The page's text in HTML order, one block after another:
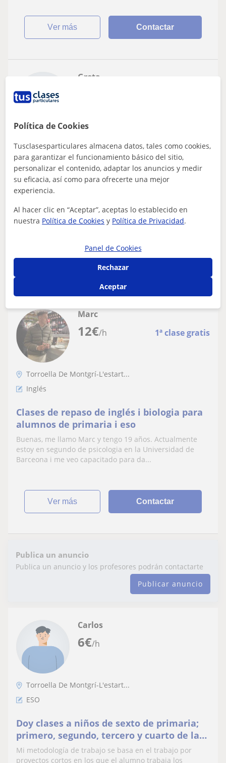
ver más Contactar
Greta
Matemáticas
Estudiante de Arquitectura, puedo
impartir clases a estudiantes de primaria,
puedo impartir clases a estudiantes de Primaria, ESO y
Bachillerato. Ya sea por me...
12€/h 1ª clase gratis
Marc
Torroella De Montgrí-L'estart...
Inglés
Clases de repaso de inglés i biologia para
alumnos de primaria i eso
Buenas, me llamo Marc y tengo 19 años. Actualmente
estoy en segundo de psicologia en la Universidad de
Barceona i me veo capacitado para da...
ver más Contactar
Publica un anuncio
Publica un anuncio y los profesores podrán contactarte
Publicar anuncio
6€/h
Carlos
Torroella De Montgrí-L'estart...
ESO
Doy clases a niños de sexto de primaria;
primero, segundo, tercero y cuarto de la
ESO y doy clases de diferentes asignaturas
Mi metodología de trabajo se basa en el trabajo por
proyectos cortos en los que el alumno trabaja los
Política de Cookies
Tusclasesparticulares almacena datos, tales como cookies,
para garantizar el funcionamiento básico del sitio,
personalizar el contenido, adaptar los anuncios y medir
su eficacia, así como para ofrecerte una mejor
experiencia.
Al hacer clic en “Aceptar”, aceptas lo establecido en
nuestra Política de Cookies y Política de Privacidad.
Panel de Cookies
Rechazar
Aceptar